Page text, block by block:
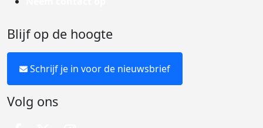
Blijf op de hoogte
Schrijf je in voor de nieuwsbrief
Volg ons